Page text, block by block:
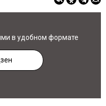
в удобном формате